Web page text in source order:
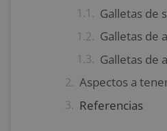
Galletas de
Galletas de
Aspectos a
Referencias